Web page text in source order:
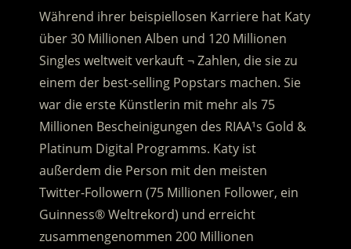
Während ihrer beispiellosen Karriere hat Katy
über 30 Millionen Alben und 120 Millionen
Singles weltweit verkauft ¬ Zahlen, die sie zu
einem der best-selling Popstars machen. Sie
war die erste Künstlerin mit mehr als 75
Millionen Bescheinigungen des RIAA¹s Gold &
Platinum Digital Programms. Katy ist
außerdem die Person mit den meisten
Twitter-Followern (75 Millionen Follower, ein
Guinness® Weltrekord) und erreicht
zusammengenommen 200 Millionen